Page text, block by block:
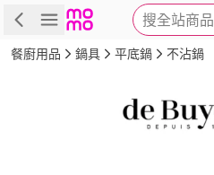
搜全站商品
商品 評價 詳情
餐廚用品 鍋具 平底鍋 不沾鍋